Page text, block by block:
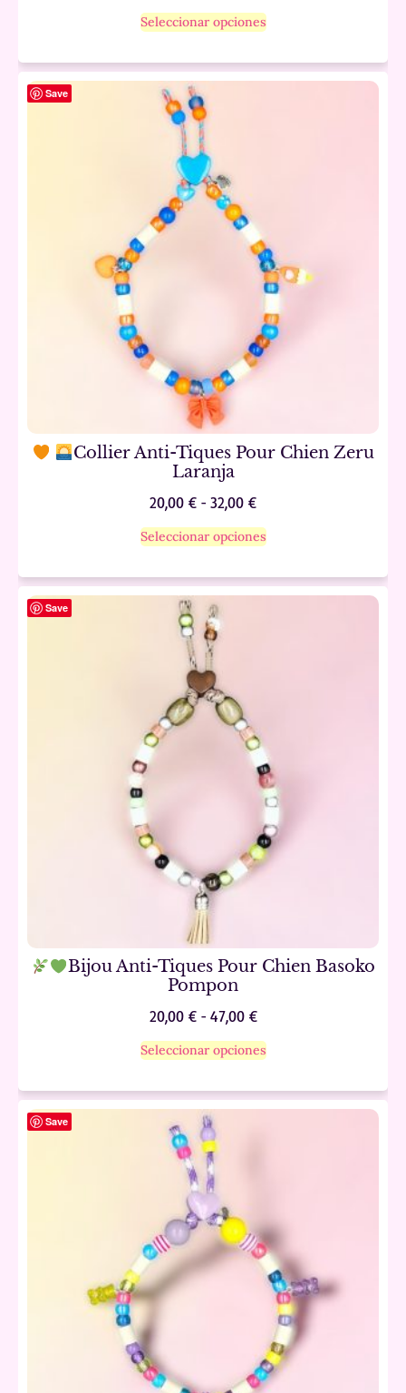
Seleccionar opciones
Save
Collier Anti-Tiques Pour Chien Zeru
Laranja
20,00 € - 32,00 €
Seleccionar opciones
Save
Bijou Anti-Tiques Pour Chien Basoko
Pompon
20,00 € - 47,00 €
Seleccionar opciones
Save